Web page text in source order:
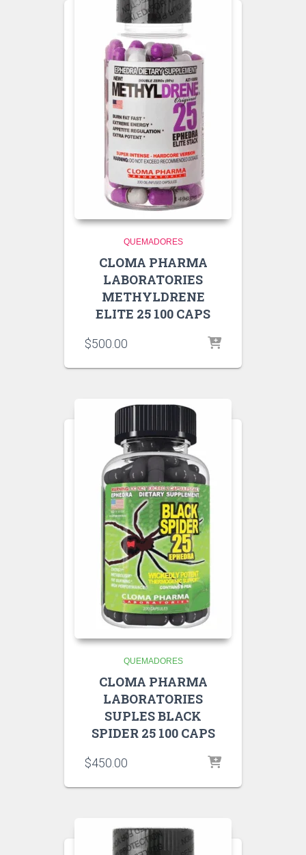
QUEMADORES
CLOMA PHARMA
LABORATORIES
METHYLDRENE
ELITE 25 100 CAPS
$500.00
QUEMADORES
CLOMA PHARMA
LABORATORIES
SUPLES BLACK
SPIDER 25 100 CAPS
$450.00